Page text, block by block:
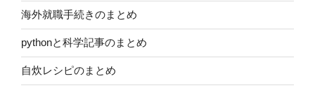
海外就職手続きのまとめ
pythonと科学記事のまとめ
自炊レシピのまとめ